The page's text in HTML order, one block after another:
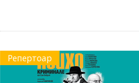
Репертоар